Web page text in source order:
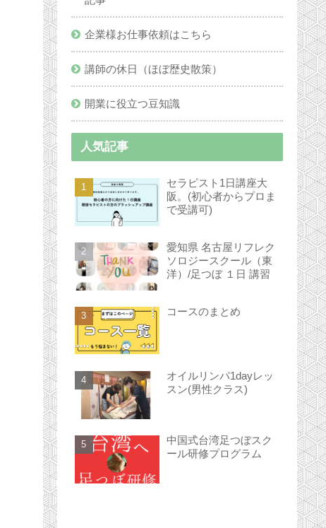
企業様お仕事依頼はこちら
講師の休日（ほぼ歴史散策）
開業に役立つ豆知識
人気記事
セラピスト1日講座大
阪。(初心者からプロま
で受講可)
愛知県 名古屋リフレク
ソロジースクール（東
洋）/足つぼ １日 講習
コースのまとめ
オイルリンパ1dayレッ
スン(男性クラス)
中国式台湾足つぼスク
ール研修プログラム